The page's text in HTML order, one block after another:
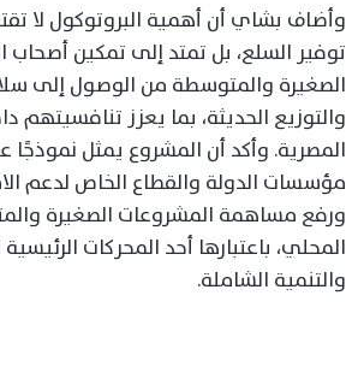
وأضاف بشاي أن أهمية البروتوكول لا
توفير السلع، بل تمتد إلى تمكين أصحاب
الصغيرة والمتوسطة من الوصول إلى
والتوزيع الحديثة، بما يعزز تنافسيتهم
المصرية. وأكد أن المشروع يمثل نموذجًا
مؤسسات الدولة والقطاع الخاص لدعم
ورفع مساهمة المشروعات الصغيرة
المحلي، باعتبارها أحد المحركات
والتنمية الشاملة.